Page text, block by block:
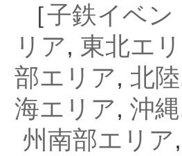
［子鉄イベン
リア, 東北エ
部エリア, 北
海エリア, 沖
州南部エリア,